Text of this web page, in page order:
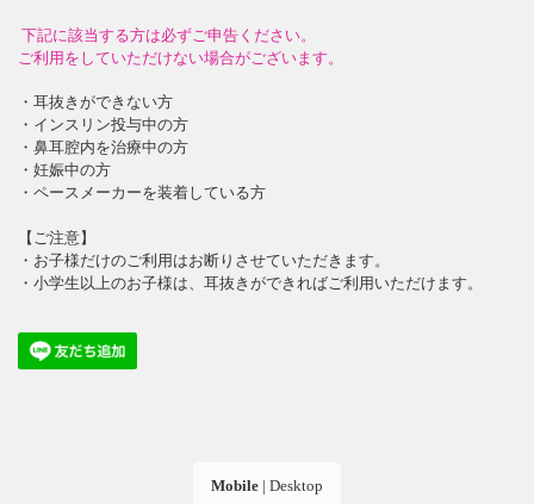
下記に該当する方は必ずご申告ください。
ご利用をしていただけない場合がございます。
・耳抜きができない方
・インスリン投与中の方
・鼻耳腔内を治療中の方
・妊娠中の方
・ペースメーカーを装着している方
【ご注意】
・お子様だけのご利用はお断りさせていただきます。
・小学生以上のお子様は、耳抜きができればご利用いただけます。
Mobile | Desktop